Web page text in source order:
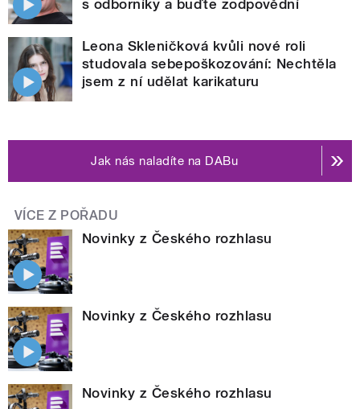
s odborníky a buďte zodpovědní
Leona Skleničková kvůli nové roli
studovala sebepoškozování: Nechtěla
jsem z ní udělat karikaturu
Jak nás naladíte na DABu
VÍCE Z POŘADU
Novinky z Českého rozhlasu
Novinky z Českého rozhlasu
Novinky z Českého rozhlasu